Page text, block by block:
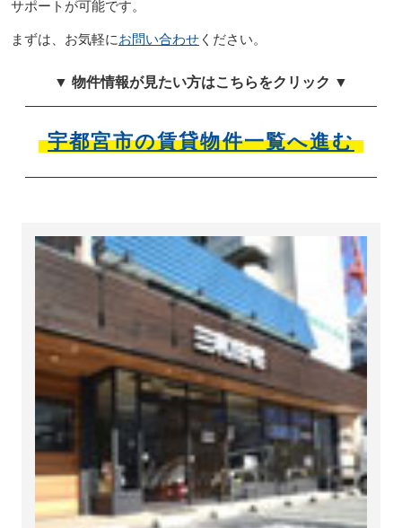
サポートが可能です。
まずは、お気軽にお問い合わせください。
▼ 物件情報が見たい方はこちらをクリック ▼
宇都宮市の賃貸物件一覧へ進む